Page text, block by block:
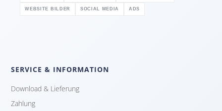
WEBSITE BILDER SOCIAL MEDIA ADS
SERVICE & INFORMATION
Download & Lieferung
Zahlung